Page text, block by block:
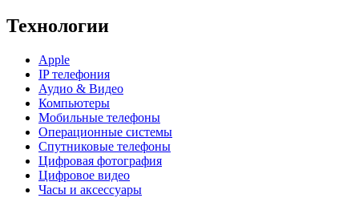
Технологии
Apple
IP телефония
Аудио & Видео
Компьютеры
Мобильные телефоны
Операционные системы
Спутниковые телефоны
Цифровая фотография
Цифровое видео
Часы и аксессуары